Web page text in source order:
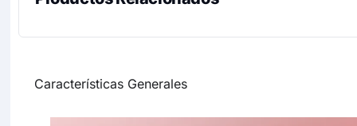
Características Generales